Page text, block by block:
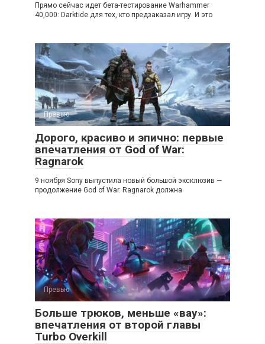
Прямо сейчас идет бета-тестирование Warhammer
40,000: Darktide для тех, кто предзаказал игру. И это
Превью
Дорого, красиво и эпично: первые
впечатления от God of War:
Ragnarok
9 ноября Sony выпустила новый большой эксклюзив —
продолжение God of War. Ragnarok должна
Превью
Больше трюков, меньше «вау»:
впечатления от второй главы
Turbo Overkill